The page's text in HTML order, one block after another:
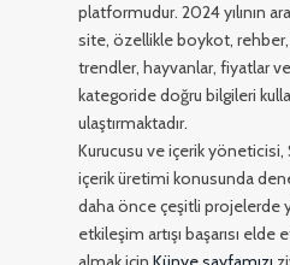
platformudur. 2024 yılının
site, özellikle boykot,
trendler, hayvanlar, fiyatlar
kategoride doğru bilgileri
ulaştırmaktadır.
Kurucusu ve içerik yöneticisi,
içerik üretimi konusunda
daha önce çeşitli projelerde
etkileşim artışı başarısı elde